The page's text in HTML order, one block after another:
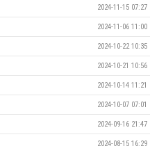
2024-11-15 07:27
2024-11-06 11:00
2024-10-22 10:35
2024-10-21 10:56
2024-10-14 11:21
2024-10-07 07:01
2024-09-16 21:47
2024-08-15 16:29